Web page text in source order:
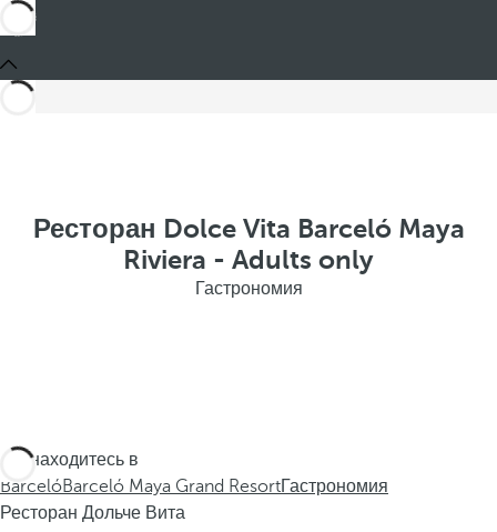
Ресторан Dolce Vita Barceló Maya
Riviera - Adults only
Гастрономия
Вы находитесь в
BarcelóBarceló Maya Grand ResortГастрономия
Ресторан Дольче Вита